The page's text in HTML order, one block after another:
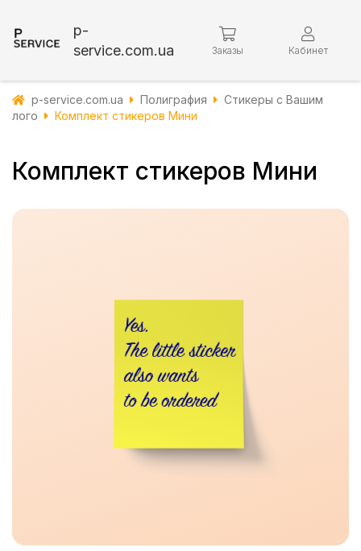
p-
service.com.ua
Заказы Кабинет
p-service.com.ua Полиграфия
Стикеры с Вашим
лого
Комплект стикеров Мини
Комплект стикеров Мини